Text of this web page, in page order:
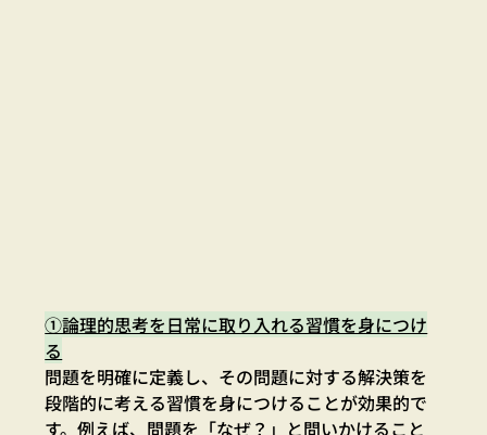
①論理的思考を日常に取り入れる習慣を身につけ
る
問題を明確に定義し、その問題に対する解決策を
段階的に考える習慣を身につけることが効果的で
す。例えば、問題を「なぜ？」と問いかけること